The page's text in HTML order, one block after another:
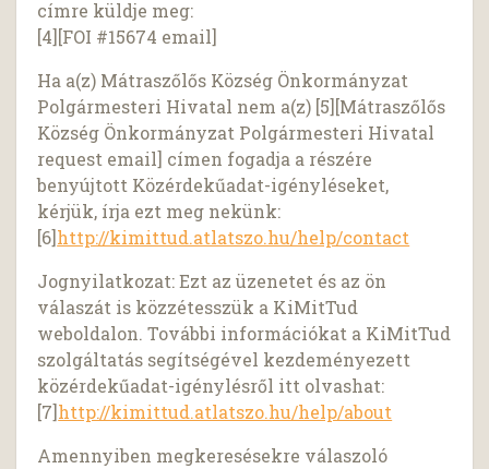
címre küldje meg:
[4][FOI #15674 email]
Ha a(z) Mátraszőlős Község Önkormányzat
Polgármesteri Hivatal nem a(z) [5][Mátraszőlős
Község Önkormányzat Polgármesteri Hivatal
request email] címen fogadja a részére
benyújtott Közérdekűadat-igényléseket,
kérjük, írja ezt meg nekünk:
[6]http://kimittud.atlatszo.hu/help/contact
Jognyilatkozat: Ezt az üzenetet és az ön
válaszát is közzétesszük a KiMitTud
weboldalon. További információkat a KiMitTud
szolgáltatás segítségével kezdeményezett
közérdekűadat-igénylésről itt olvashat:
[7]http://kimittud.atlatszo.hu/help/about
Amennyiben megkeresésekre válaszoló